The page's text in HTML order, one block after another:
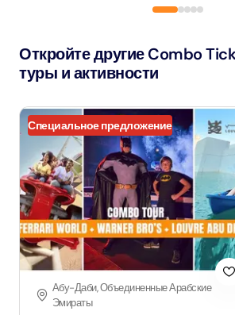
Откройте другие Combo
туры и активности
Специальное предложение
Абу-Даби, Объединенные Арабские
Эмираты